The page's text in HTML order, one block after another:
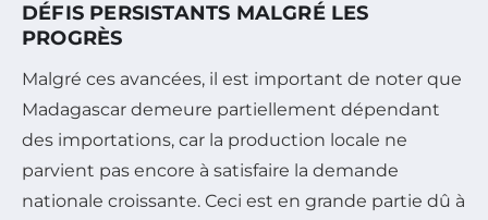
DÉFIS PERSISTANTS MALGRÉ LES
PROGRÈS
Malgré ces avancées, il est important de noter que
Madagascar demeure partiellement dépendant
des importations, car la production locale ne
parvient pas encore à satisfaire la demande
nationale croissante. Ceci est en grande partie dû à